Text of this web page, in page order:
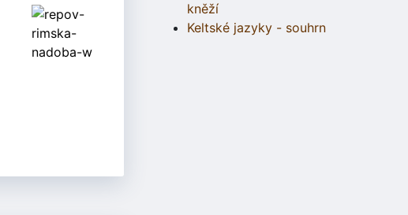
kněží
Keltské jazyky - souhrn